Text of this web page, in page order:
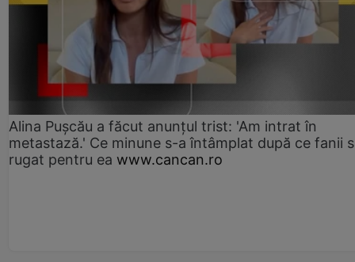
Alina Pușcău a făcut anunțul trist: 'Am intrat în
metastază.' Ce minune s-a întâmplat după ce fanii
rugat pentru ea www.cancan.ro